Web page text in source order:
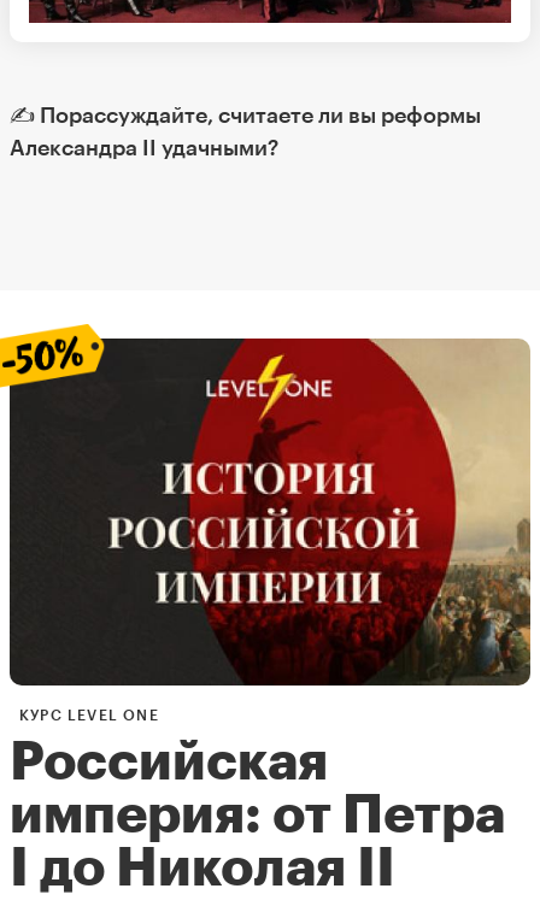
✍️ Порассуждайте, считаете ли вы реформы
Александра II удачными?
КУРС LEVEL ONE
Российская
империя: от Петра
I до Николая II